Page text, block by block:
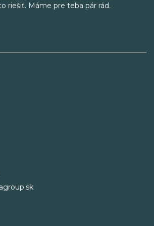
riešiť. Máme pre teba pár rád.